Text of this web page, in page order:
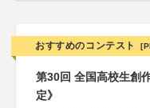
おすすめのコンテスト
第30回 全国高校生創
定》